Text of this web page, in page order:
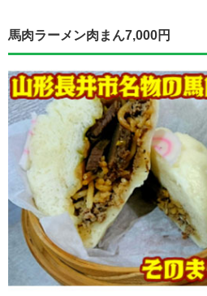
馬肉ラーメン肉まん7,000円